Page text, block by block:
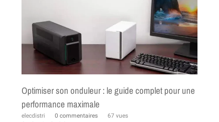
Optimiser son onduleur : le guide complet pour une
performance maximale
elecdistri 0 commentaires
67 vues